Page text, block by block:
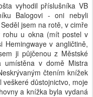
vyhodil příslušníka VB
Balogovi - oni nebyli
jsem na rotě, v cimře
rohu u okna (mít postel v
v angličtině,
ji půjčenou z Městské
umístěna v domě Mistra
čtením knížek
důstojnictvo, moje
a knížka byla vydaná